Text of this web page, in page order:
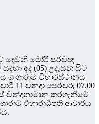
දෙව්නි මෝරි සර්වඥ
අද (05) උදෑසන සිට
විහාරස්ථානය
11 වනදා පෙරවරු 07.00
වන්දනාමාන කරගැනීමේ
විහාරාධිපති ආචාර්ය